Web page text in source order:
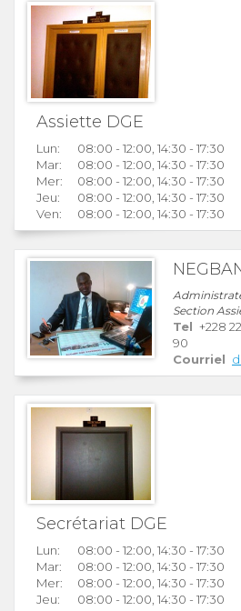
Assiette DGE
Lun:
08:00 - 12:00, 14:30 - 17:30
Mar:
08:00 - 12:00, 14:30 - 17:30
Mer:
08:00 - 12:00, 14:30 - 17:30
Jeu:
08:00 - 12:00, 14:30 - 17:30
Ven:
08:00 - 12:00, 14:30 - 17:30
Section
Tel +228
90
Courriel
Secrétariat DGE
Lun:
08:00 - 12:00, 14:30 - 17:30
Mar:
08:00 - 12:00, 14:30 - 17:30
Mer:
08:00 - 12:00, 14:30 - 17:30
Jeu:
08:00 - 12:00, 14:30 - 17:30